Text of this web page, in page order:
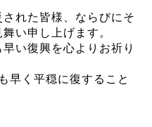
れた皆様、ならびにそ
い申し上げます。
い復興を心よりお祈り
早く平穏に復すること